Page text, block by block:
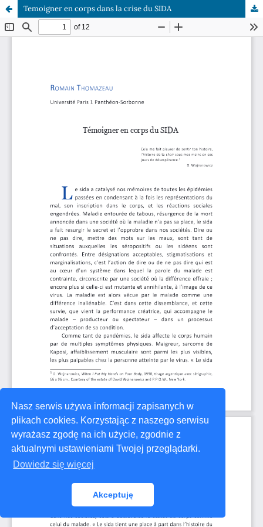
Nasz serwis używa informacji zapisanych w
plikach cookies. Korzystając z naszego serwisu
wyrażasz zgodę na ich użycie, zgodnie z
aktualnymi ustawieniami Twojej przeglądarki.
Dowiedz się więcej
Akceptuję
Temoigner en corps dans la crise du SIDA